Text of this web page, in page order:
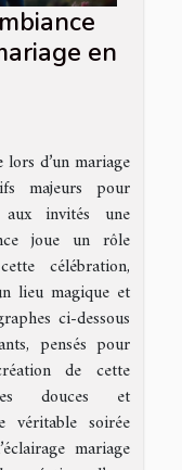
en
d’un mariage
majeurs pour
invités une
joue un rôle
célébration,
lieu magique et
ci-dessous
pensés pour
de cette
douces et
véritable soirée
mariage